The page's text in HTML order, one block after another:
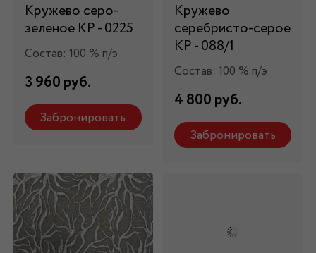
Кружево серо-
зеленое КР - 0225
Состав: 100 % п/э
3 960 руб.
Забронировать
Кружево
серебристо-серое
КР - 088/1
Состав: 100 % п/э
4 800 руб.
Забронировать